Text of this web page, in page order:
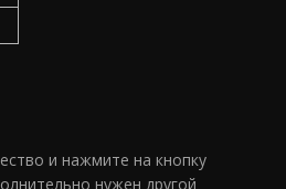
и нажмите на кнопку
нужен другой